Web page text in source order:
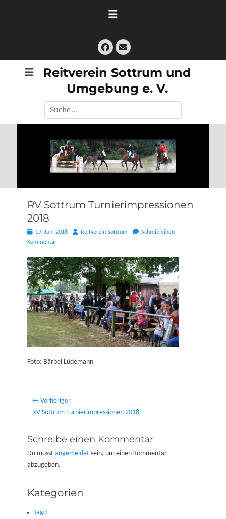
Facebook
E-
Mail
Reitverein Sottrum und
Umgebung e. V.
Suche
nach:
RV Sottrum Turnierimpressionen
2018
Posted
on
19. Juni 2018 AutorReitverein Sottrum
Schreib einen
Kommentar
Foto: Bärbel Lüdemann
Beitragsnavigation
← Vorheriger
Vorheriger
RV Sottrum Turnierimpressionen 2018
Schreibe einen Kommentar
Du musst angemeldet sein, um einen Kommentar
abzugeben.
Kategorien
Jagd